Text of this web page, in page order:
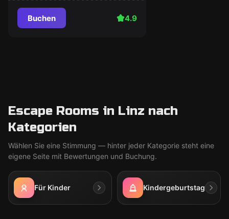
Buchen 4.9
Escape Rooms in Linz nach
Kategorien
Wählen Sie eine Stimmung — hinter jeder Kategorie steht eine
eigene Seite mit Bewertungen und Buchung.
Für Kinder Kindergeburtstag